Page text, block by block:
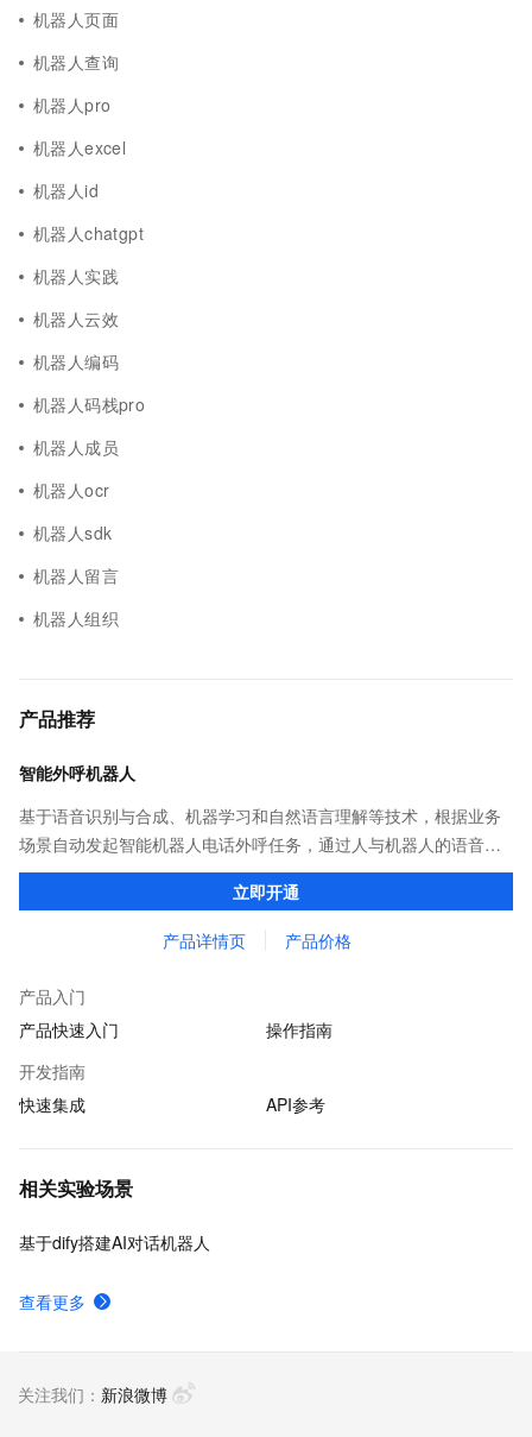
机器人页面
机器人查询
机器人pro
机器人excel
机器人id
机器人chatgpt
机器人实践
机器人云效
机器人编码
机器人码栈pro
机器人成员
机器人ocr
机器人sdk
机器人留言
机器人组织
产品推荐
智能外呼机器人
基于语音识别与合成、机器学习和自然语言理解等技术，根据业务
场景自动发起智能机器人电话外呼任务，通过人与机器人的语音对
话交互收集业务结果，并对数据加以统计处理，获取用户反馈。
立即开通
产品详情页 产品价格
产品入门
产品快速入门
操作指南
开发指南
快速集成
API参考
相关实验场景
基于dify搭建AI对话机器人
查看更多
关注我们： 新浪微博